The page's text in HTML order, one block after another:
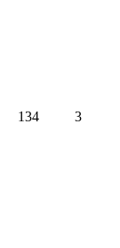
134 3